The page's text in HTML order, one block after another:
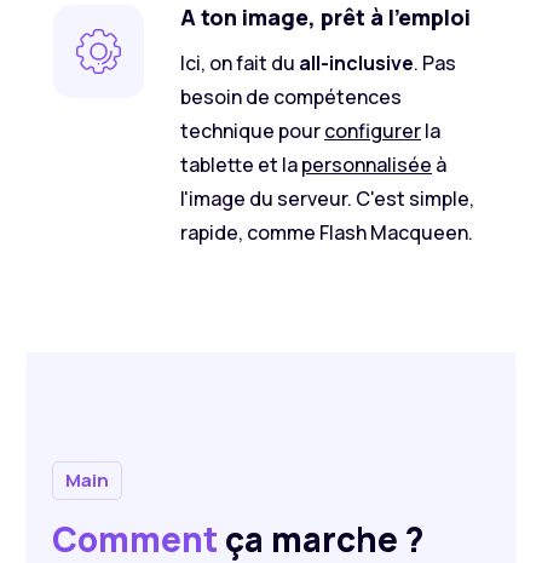
A ton image, prêt à l'emploi
Ici, on fait du all-inclusive. Pas
besoin de compétences
technique pourconfigurerla
tablette et lapersonnalisée à
l'image du serveur. C'est simple,
rapide, comme Flash Macqueen.
Main
Comment ça marche ?